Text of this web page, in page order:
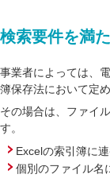
検索要件を満
事業者によっては、
簿保存法において定
その場合は、ファイ
す。
Excelの索引簿に
個別のファイル名